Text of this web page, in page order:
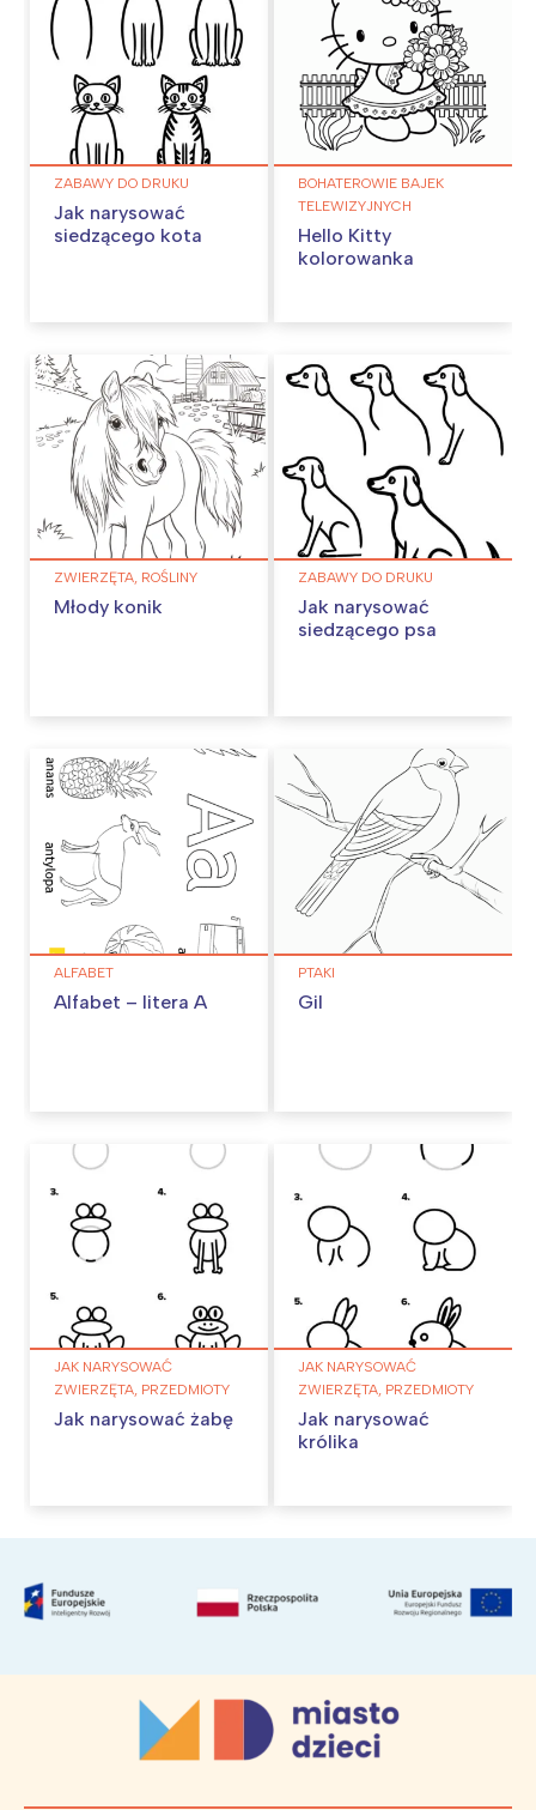
ZABAWY DO DRUKU
Jak narysować
siedzącego kota
BOHATEROWIE BAJEK
TELEWIZYJNYCH
Hello Kitty
kolorowanka
ZWIERZĘTA, ROŚLINY
Młody konik
ZABAWY DO DRUKU
Jak narysować
siedzącego psa
ALFABET
Alfabet – litera A
PTAKI
Gil
JAK NARYSOWAĆ
ZWIERZĘTA, PRZEDMIOTY
Jak narysować żabę
JAK NARYSOWAĆ
ZWIERZĘTA, PRZEDMIOTY
Jak narysować
królika